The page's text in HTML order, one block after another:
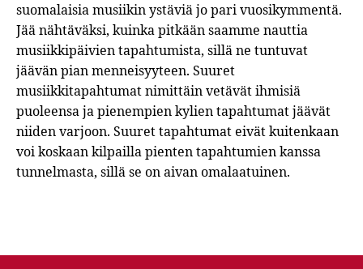
suomalaisia musiikin ystäviä jo pari vuosikymmentä.
Jää nähtäväksi, kuinka pitkään saamme nauttia
musiikkipäivien tapahtumista, sillä ne tuntuvat
jäävän pian menneisyyteen. Suuret
musiikkitapahtumat nimittäin vetävät ihmisiä
puoleensa ja pienempien kylien tapahtumat jäävät
niiden varjoon. Suuret tapahtumat eivät kuitenkaan
voi koskaan kilpailla pienten tapahtumien kanssa
tunnelmasta, sillä se on aivan omalaatuinen.